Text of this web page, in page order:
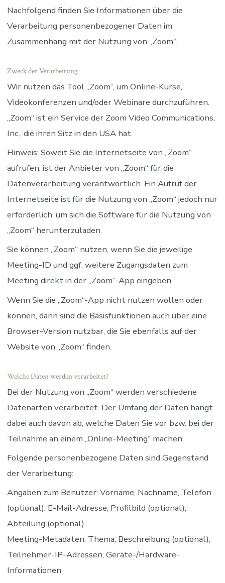
Nachfolgend finden Sie Informationen über die
Verarbeitung personenbezogener Daten im
Zusammenhang mit der Nutzung von „Zoom“.
Zweck der Verarbeitung
Wir nutzen das Tool „Zoom“, um Online-Kurse,
Videokonferenzen und/oder Webinare durchzuführen.
„Zoom“ ist ein Service der Zoom Video Communications,
Inc., die ihren Sitz in den USA hat.
Hinweis: Soweit Sie die Internetseite von „Zoom“
aufrufen, ist der Anbieter von „Zoom“ für die
Datenverarbeitung verantwortlich. Ein Aufruf der
Internetseite ist für die Nutzung von „Zoom“ jedoch nur
erforderlich, um sich die Software für die Nutzung von
„Zoom“ herunterzuladen.
Sie können „Zoom“ nutzen, wenn Sie die jeweilige
Meeting-ID und ggf. weitere Zugangsdaten zum
Meeting direkt in der „Zoom“-App eingeben.
Wenn Sie die „Zoom“-App nicht nutzen wollen oder
können, dann sind die Basisfunktionen auch über eine
Browser-Version nutzbar, die Sie ebenfalls auf der
Website von „Zoom“ finden.
Welche Daten werden verarbeitet?
Bei der Nutzung von „Zoom“ werden verschiedene
Datenarten verarbeitet. Der Umfang der Daten hängt
dabei auch davon ab, welche Daten Sie vor bzw. bei der
Teilnahme an einem „Online-Meeting“ machen.
Folgende personenbezogene Daten sind Gegenstand
der Verarbeitung:
Angaben zum Benutzer: Vorname, Nachname, Telefon
(optional), E-Mail-Adresse, Profilbild (optional),
Abteilung (optional)
Meeting-Metadaten: Thema, Beschreibung (optional),
Teilnehmer-IP-Adressen, Geräte-/Hardware-
Informationen